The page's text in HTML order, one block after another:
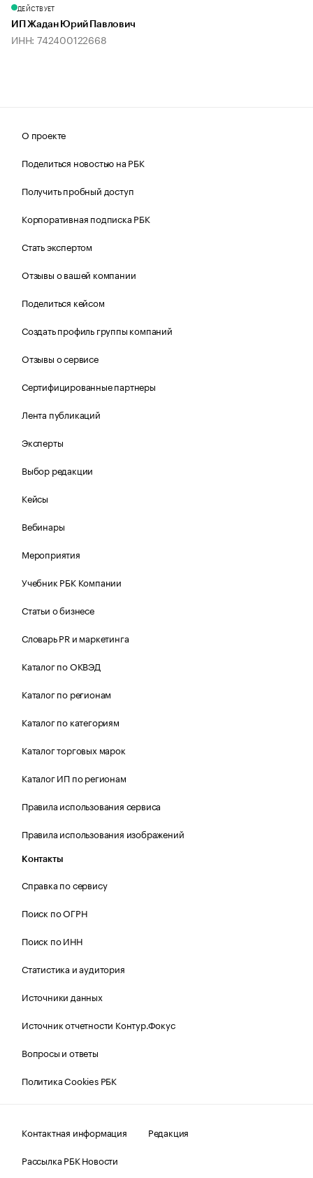
ДЕЙСТВУЕТ
ИП Жадан Юрий Павлович
ИНН: 742400122668
О проекте
Поделиться новостью на РБК
Получить пробный доступ
Корпоративная подписка РБК
Стать экспертом
Отзывы о вашей компании
Поделиться кейсом
Создать профиль группы компаний
Отзывы о сервисе
Сертифицированные партнеры
Лента публикаций
Эксперты
Выбор редакции
Кейсы
Вебинары
Мероприятия
Учебник РБК Компании
Статьи о бизнесе
Словарь PR и маркетинга
Каталог по ОКВЭД
Каталог по регионам
Каталог по категориям
Каталог торговых марок
Каталог ИП по регионам
Правила использования сервиса
Правила использования изображений
Контакты
Справка по сервису
Поиск по ОГРН
Поиск по ИНН
Статистика и аудитория
Источники данных
Источник отчетности Контур.Фокус
Вопросы и ответы
Политика Cookies РБК
Контактная информация
Редакция
Рассылка РБК Новости